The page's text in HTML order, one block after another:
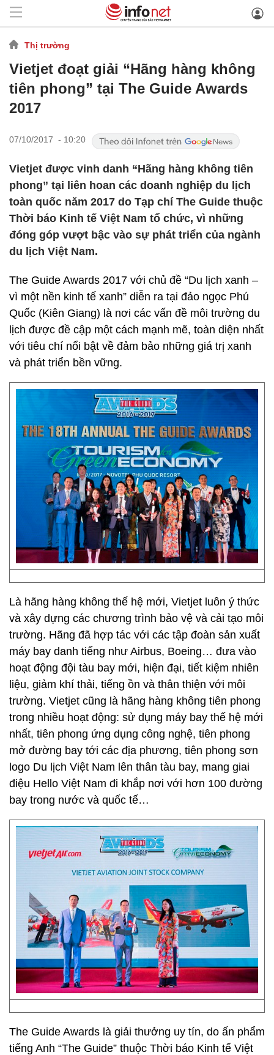
Thị trường
Vietjet đoạt giải “Hãng hàng không
tiên phong” tại The Guide Awards
2017
07/10/2017 - 10:20
Vietjet được vinh danh “Hãng hàng không tiên
phong” tại liên hoan các doanh nghiệp du lịch
toàn quốc năm 2017 do Tạp chí The Guide thuộc
Thời báo Kinh tế Việt Nam tổ chức, vì những
đóng góp vượt bậc vào sự phát triển của ngành
du lịch Việt Nam.
The Guide Awards 2017 với chủ đề “Du lịch xanh –
vì một nền kinh tế xanh” diễn ra tại đảo ngọc Phú
Quốc (Kiên Giang) là nơi các vấn đề môi trường du
lịch được đề cập một cách mạnh mẽ, toàn diện nhất
với tiêu chí nổi bật về đảm bảo những giá trị xanh
và phát triển bền vững.
Là hãng hàng không thế hệ mới, Vietjet luôn ý thức
và xây dựng các chương trình bảo vệ và cải tạo môi
trường. Hãng đã hợp tác với các tập đoàn sản xuất
máy bay danh tiếng như Airbus, Boeing… đưa vào
hoạt động đội tàu bay mới, hiện đại, tiết kiệm nhiên
liệu, giảm khí thải, tiếng ồn và thân thiện với môi
trường. Vietjet cũng là hãng hàng không tiên phong
trong nhiều hoạt động: sử dụng máy bay thế hệ mới
nhất, tiên phong ứng dụng công nghệ, tiên phong
mở đường bay tới các địa phương, tiên phong sơn
logo Du lịch Việt Nam lên thân tàu bay, mang giai
điệu Hello Việt Nam đi khắp nơi với hơn 100 đường
bay trong nước và quốc tế…
The Guide Awards là giải thưởng uy tín, do ấn phẩm
tiếng Anh “The Guide” thuộc Thời báo Kinh tế Việt